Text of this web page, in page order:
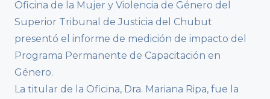
Oficina de la Mujer y Violencia de Género del
Superior Tribunal de Justicia del Chubut
presentó el informe de medición de impacto del
Programa Permanente de Capacitación en
Género.
La titular de la Oficina, Dra. Mariana Ripa, fue la